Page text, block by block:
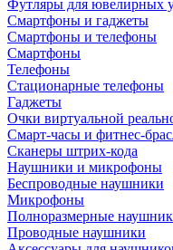
Футляры для ювелирных
Смартфоны и гаджеты
Смартфоны и телефоны
Смартфоны
Телефоны
Стационарные телефоны
Гаджеты
Очки виртуальной
Смарт-часы и фитнес-
Сканеры штрих-кода
Наушники и микрофоны
Беспроводные наушники
Микрофоны
Полноразмерные
Проводные наушники